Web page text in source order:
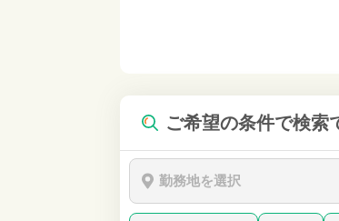
ご希望の条件で検索
勤務地を選択